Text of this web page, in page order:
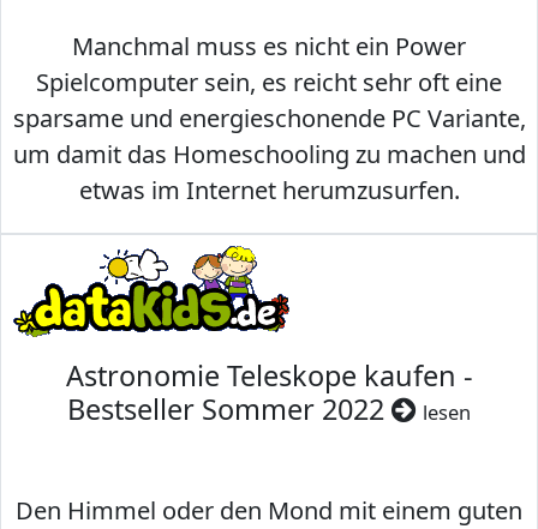
Manchmal muss es nicht ein Power
Spielcomputer sein, es reicht sehr oft eine
sparsame und energieschonende PC Variante,
um damit das Homeschooling zu machen und
etwas im Internet herumzusurfen.
Astronomie Teleskope kaufen -
Bestseller Sommer 2022
lesen
Den Himmel oder den Mond mit einem guten